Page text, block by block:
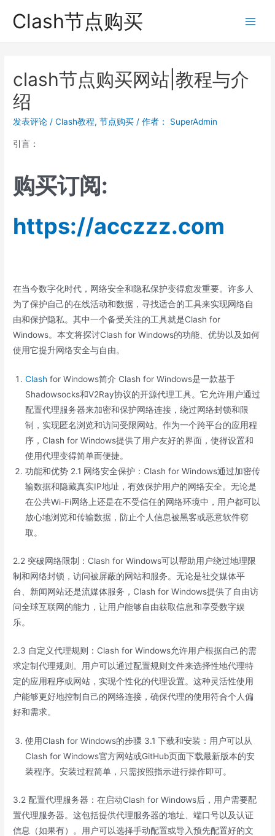
Clash节点购买
clash节点购买网站|教程与介
绍
发表评论 /Clash教程,节点购买 / 作者： SuperAdmin
引言：
购买订阅:
https://acczzz.com
在当今数字化时代，网络安全和隐私保护变得愈发重要。许多人
为了保护自己的在线活动和数据，寻找适合的工具来实现网络自
由和保护隐私。其中一个备受关注的工具就是Clash for
Windows。本文将探讨Clash for Windows的功能、优势以及如何
使用它提升网络安全与自由。
Clash for Windows简介 Clash for Windows是一款基于
Shadowsocks和V2Ray协议的开源代理工具。它允许用户通过
配置代理服务器来加密和保护网络连接，绕过网络封锁和限
制，实现匿名浏览和访问受限网站。作为一个跨平台的应用程
序，Clash for Windows提供了用户友好的界面，使得设置和
使用代理变得简单而便捷。
功能和优势 2.1 网络安全保护：Clash for Windows通过加密传
输数据和隐藏真实IP地址，有效保护用户的网络安全。无论是
在公共Wi-Fi网络上还是在不受信任的网络环境中，用户都可以
放心地浏览和传输数据，防止个人信息被黑客或恶意软件窃
取。
2.2 突破网络限制：Clash for Windows可以帮助用户绕过地理限
制和网络封锁，访问被屏蔽的网站和服务。无论是社交媒体平
台、新闻网站还是流媒体服务，Clash for Windows提供了自由访
问全球互联网的能力，让用户能够自由获取信息和享受数字娱
乐。
2.3 自定义代理规则：Clash for Windows允许用户根据自己的需
求定制代理规则。用户可以通过配置规则文件来选择性地代理特
定的应用程序或网站，实现个性化的代理设置。这种灵活性使用
户能够更好地控制自己的网络连接，确保代理的使用符合个人偏
好和需求。
使用Clash for Windows的步骤 3.1 下载和安装：用户可以从
Clash for Windows官方网站或GitHub页面下载最新版本的安
装程序。安装过程简单，只需按照指示进行操作即可。
3.2 配置代理服务器：在启动Clash for Windows后，用户需要配
置代理服务器。这包括提供代理服务器的地址、端口号以及认证
信息（如果有）。用户可以选择手动配置或导入预先配置好的文